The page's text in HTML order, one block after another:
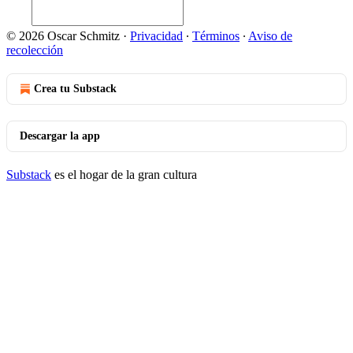
© 2026 Oscar Schmitz · Privacidad ∙ Términos ∙ Aviso de
recolección
Crea tu Substack
Descargar la app
Substack es el hogar de la gran cultura